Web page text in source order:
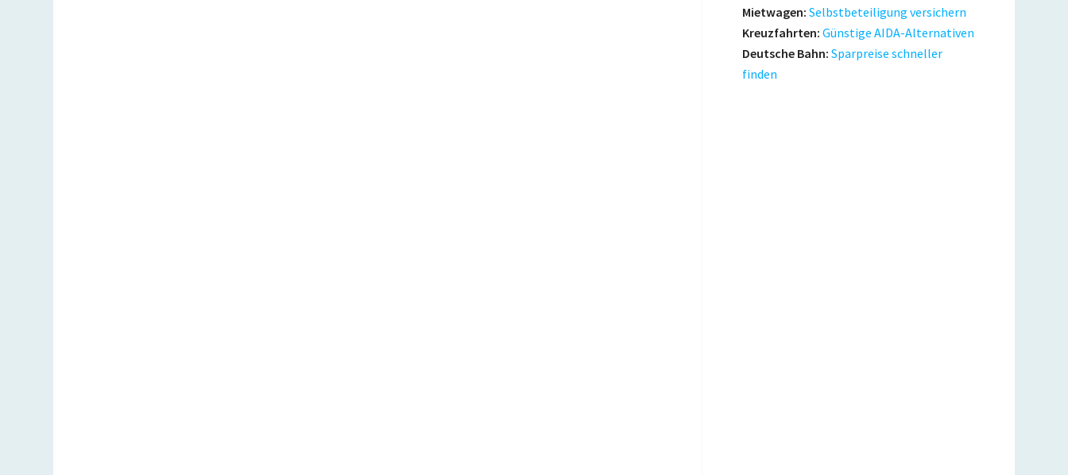
Mietwagen: Selbstbeteiligung versichern
Kreuzfahrten: Günstige AIDA-Alternativen
Deutsche Bahn: Sparpreise schneller
finden